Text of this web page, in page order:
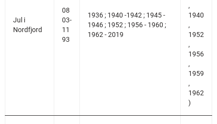
Jul i
Nordfjord
08
03-
11
93
1936 ; 1940 -1942 ; 1945 -
1946 ; 1952 ; 1956 - 1960 ;
1962 - 2019
,
1940
,
1952
,
1956
,
1959
,
1962
)